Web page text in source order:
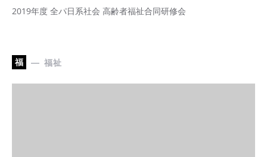
2019年度 全パ日系社会 高齢者福祉合同研修会
福 福祉